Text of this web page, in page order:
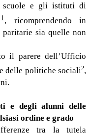
e gli istituti di
1 , ricomprendendo in
paritarie sia quelle non
il parere dell’Ufficio
delle politiche sociali2,
e degli alunni delle
ordine e grado
tra la tutela